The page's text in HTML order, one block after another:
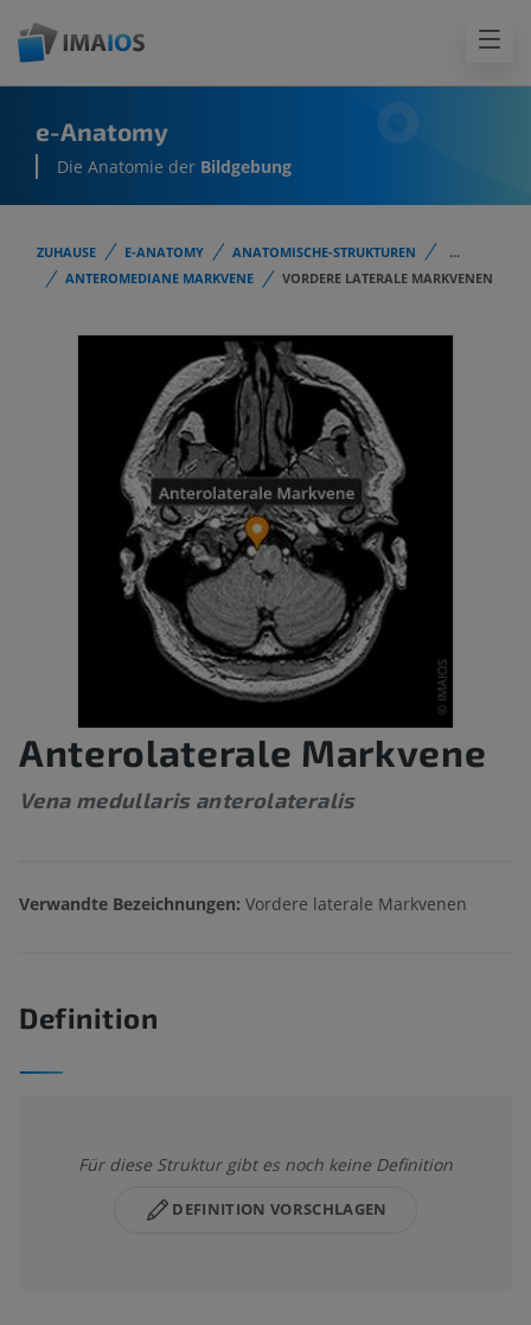
e-Anatomy
Die Anatomie der Bildgebung
ZUHAUSE E-ANATOMY ANATOMISCHE-STRUKTUREN
...
ANTEROMEDIANE MARKVENE
VORDERE LATERALE MARKVENEN
Anterolaterale Markvene
Vena medullaris anterolateralis
Verwandte Bezeichnungen: Vordere laterale Markvenen
Definition
Für diese Struktur gibt es noch keine Definition
DEFINITION VORSCHLAGEN